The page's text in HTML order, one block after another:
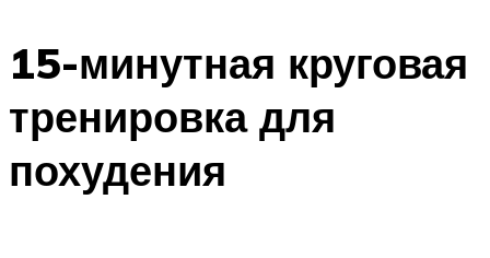
15-минутная круговая
тренировка для
похудения